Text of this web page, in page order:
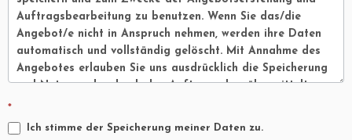
*
Ich stimme der Speicherung meiner Daten zu.